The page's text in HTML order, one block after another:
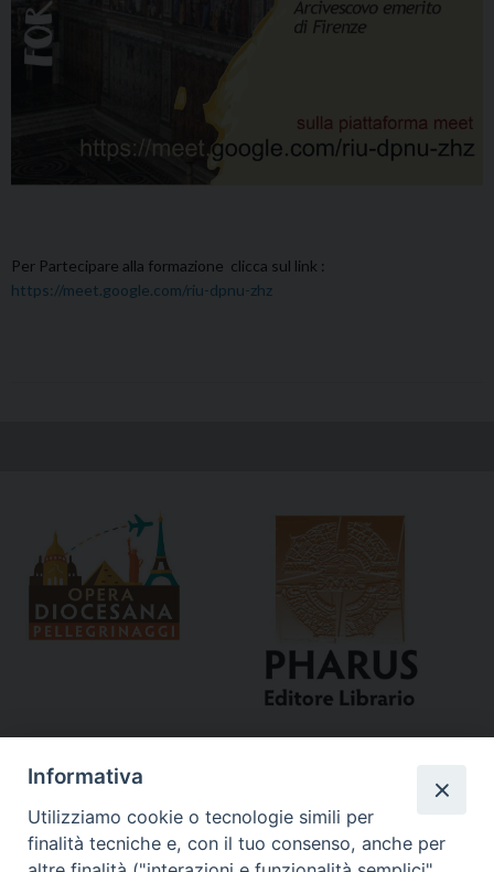
Per Partecipare alla formazione clicca sul link :
https://meet.google.com/riu-dpnu-zhz
Informativa
Utilizziamo cookie o tecnologie simili per
finalità tecniche e, con il tuo consenso, anche per